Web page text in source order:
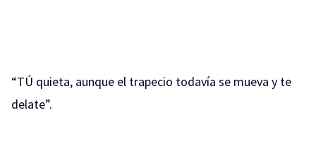
“TÚ quieta, aunque el trapecio todavía se mueva y te
delate”.